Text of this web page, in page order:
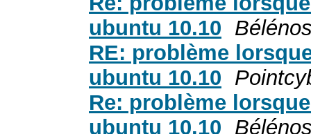
ubuntu 10.10
RE: problème
ubuntu 10.10
Re: problème
ubuntu 10.10